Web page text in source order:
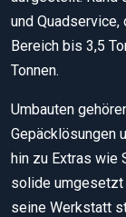
und
Bereich bis 3,5
Tonnen.
Umbauten
Gepäcklösungen
hin zu Extras wie
solide umgesetzt
seine Werkstatt